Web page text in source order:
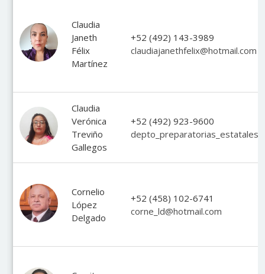
Claudia
Janeth
Félix
Martínez
+52 (492) 143-3989
claudiajanethfelix@hotmail.com
Claudia
Verónica
Treviño
Gallegos
+52 (492) 923-9600
Cornelio
López
Delgado
+52 (458) 102-6741
corne_ld@hotmail.com